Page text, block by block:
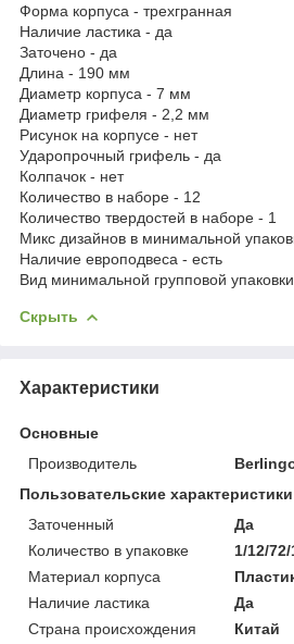
Форма корпуса - трехгранная
Наличие ластика - да
Заточено - да
Длина - 190 мм
Диаметр корпуса - 7 мм
Диаметр грифеля - 2,2 мм
Рисунок на корпусе - нет
Ударопрочный грифель - да
Колпачок - нет
Количество в наборе - 12
Количество твердостей в наборе - 1
Микс дизайнов в минимальной
Наличие европодвеса - есть
Вид минимальной групповой
Скрыть
Характеристики
Основные
Производитель
Пользовательские характеристики
Заточенный
Да
Количество в упаковке
1/12/
Материал корпуса
Наличие ластика
Да
Страна происхождения
Китай